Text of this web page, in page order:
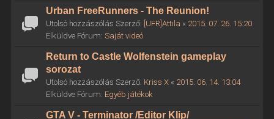
Urban FreeRunners - The Reunion!
Utolsó hozzászólás Szerző: [UFR]Attila « 2015. 07. 26. 15:20
Elküldve Fórum: Saját videó
Return to Castle Wolfenstein gameplay
sorozat
Utolsó hozzászólás Szerző: Kriss X« 2015. 06. 14. 13:04
Elküldve Fórum: Egyéb játékok
GTA V - Terminator /Editor Klip/